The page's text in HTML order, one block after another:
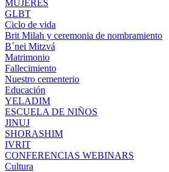
MUJERES
GLBT
Ciclo de vida
Brit Milah y ceremonia de nombramiento
B´nei Mitzvá
Matrimonio
Fallecimiento
Nuestro cementerio
Educación
YELADIM
ESCUELA DE NIÑOS
JINUJ
SHORASHIM
IVRIT
CONFERENCIAS WEBINARS
Cultura